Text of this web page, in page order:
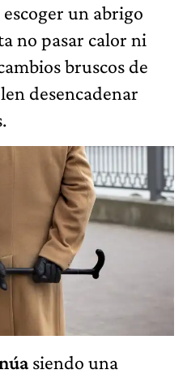
un abrigo
no pasar calor ni
bruscos de
desencadenar
siendo una